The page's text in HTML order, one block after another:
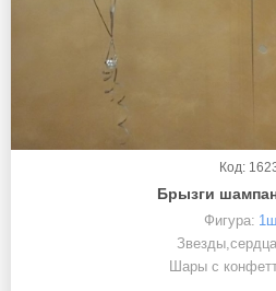
Код:
Брызги
Фигура:
Шары с